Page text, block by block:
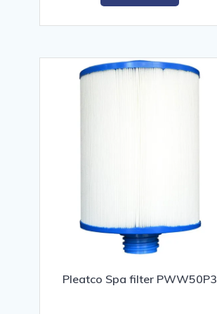
Pleatco Spa filter PWW50P3